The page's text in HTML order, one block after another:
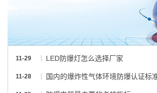
11-29 LED防爆灯怎么选择厂家
11-28 国内的爆炸性气体环境防爆认证标